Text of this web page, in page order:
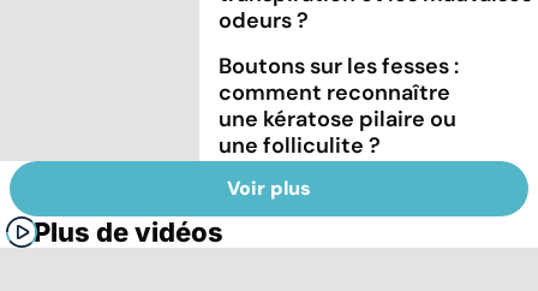
odeurs ?
Boutons sur les fesses :
comment reconnaître
une kératose pilaire ou
une folliculite ?
Voir plus
Plus de vidéos